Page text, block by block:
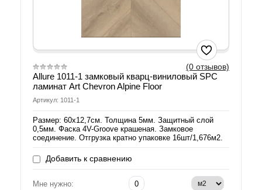
(0 отзывов)
Allure 1011-1 замковый кварц-виниловый SPC
ламинат Art Chevron Alpine Floor
Артикул: 1011-1
Размер: 60х12,7см. Толщина 5мм. Защитный слой
0,5мм. Фаска 4V-Groove крашеная. Замковое
соединение. Отгрузка кратно упаковке 16шт/1,676м2.
Добавить к сравнению
Мне нужно: